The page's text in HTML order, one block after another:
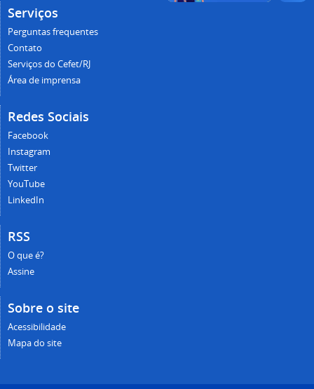
Serviços
Perguntas frequentes
Contato
Serviços do Cefet/RJ
Área de imprensa
Redes Sociais
Facebook
Instagram
Twitter
YouTube
LinkedIn
RSS
O que é?
Assine
Sobre o site
Acessibilidade
Mapa do site